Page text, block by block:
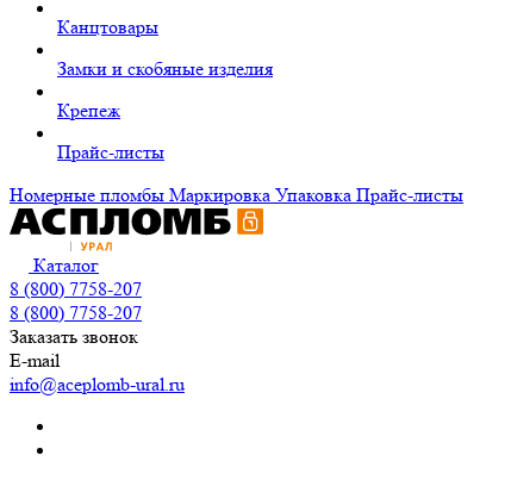
Канцтовары
Замки и скобяные изделия
Крепеж
Прайс-листы
Номерные пломбы Маркировка Упаковка Прайс-листы
Каталог
8 (800) 7758-207
8 (800) 7758-207
Заказать звонок
E-mail
info@aceplomb-ural.ru